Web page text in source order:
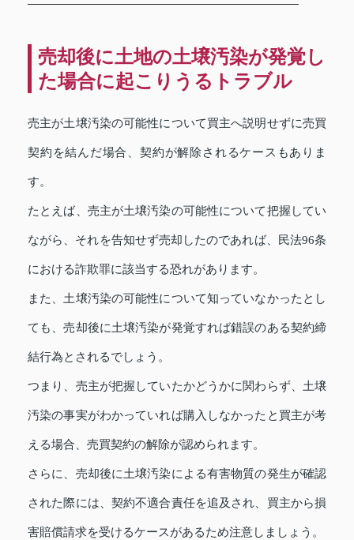
売却後に土地の土壌汚染が発覚し
た場合に起こりうるトラブル
売主が土壌汚染の可能性について買主へ説明せずに売買
契約を結んだ場合、契約が解除されるケースもありま
す。
たとえば、売主が土壌汚染の可能性について把握してい
ながら、それを告知せず売却したのであれば、民法96条
における詐欺罪に該当する恐れがあります。
また、土壌汚染の可能性について知っていなかったとし
ても、売却後に土壌汚染が発覚すれば錯誤のある契約締
結行為とされるでしょう。
つまり、売主が把握していたかどうかに関わらず、土壌
汚染の事実がわかっていれば購入しなかったと買主が考
える場合、売買契約の解除が認められます。
さらに、売却後に土壌汚染による有害物質の発生が確認
された際には、契約不適合責任を追及され、買主から損
害賠償請求を受けるケースがあるため注意しましょう。